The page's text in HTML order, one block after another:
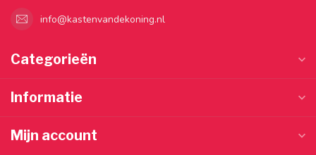
info@kastenvandekoning.nl
Categorieën
Informatie
Mijn account